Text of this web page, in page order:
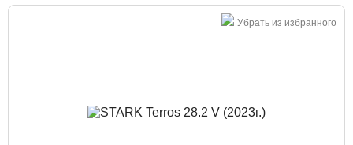
Убрать из избранного